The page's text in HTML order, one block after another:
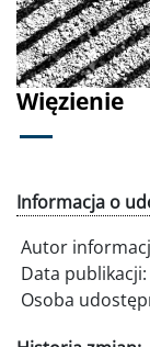
Więzienie
Informacja o
Autor
Data publikacji:
Osoba